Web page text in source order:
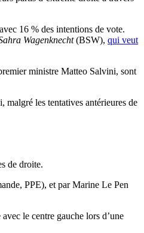
16 % des intentions de vote.
Wagenknecht(BSW), qui veut
ministre Matteo Salvini, sont
malgré les tentatives antérieures de
de droite.
PPE), et par Marine Le Pen
le centre gauche lors d’une